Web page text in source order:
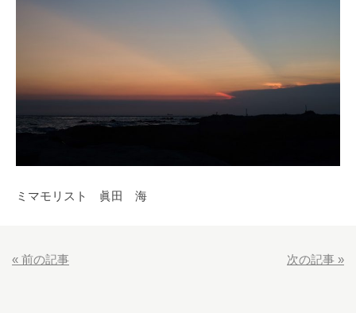
ミマモリスト 眞田 海
« 前の記事 次の記事 »